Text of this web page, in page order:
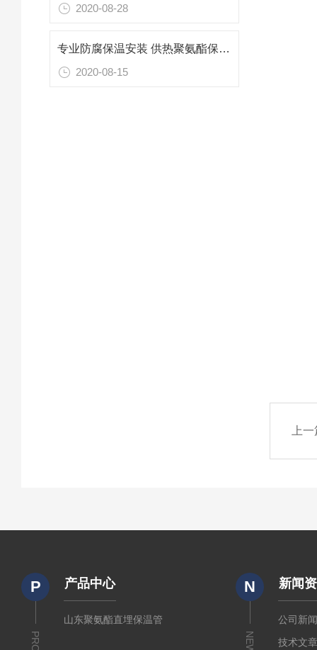
2020-08-28
专业防腐保温安装 供热聚氨酯保温管威海厂家
2020-08-15
上
P 产品中心
山东聚氨酯直埋保温管
N 新闻
公司新
技术文